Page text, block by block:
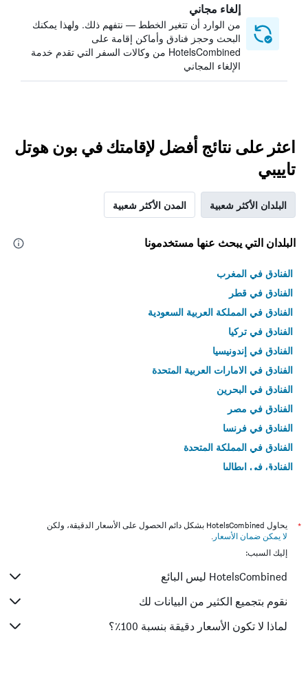
إلغاء مجاني
من الوارد أن تتغير الخطط — نتفهم ذلك. ولهذا يمكنك
البحث وحجز فنادق وأماكن إقامة على
HotelsCombined من وكالات السفر التي تقدم خدمة
الإلغاء المجاني
اعثر على نتائج أفضل لإقامتك في بون هوتل
تاييبي
البلدان الأكثر شعبية المدن الأكثر شعبية
البلدان التي يبحث عنها مستخدمونا
الفنادق في المغرب
الفنادق في قطر
الفنادق في المملكة العربية السعودية
الفنادق في تركيا
الفنادق في إندونيسيا
الفنادق في الامارات العربية المتحدة
الفنادق في البحرين
الفنادق في مصر
الفنادق في فرنسا
الفنادق في المملكة المتحدة
الفنادق في إيطاليا
*
يحاول HotelsCombined بشكل دائم الحصول على الأسعار الدقيقة، ولكن
لا يمكن ضمان الأسعار .
إليك السبب:
HotelsCombined ليس البائع
نقوم بتجميع الكثير من البيانات لك
لماذا لا تكون الأسعار دقيقة بنسبة 100٪؟